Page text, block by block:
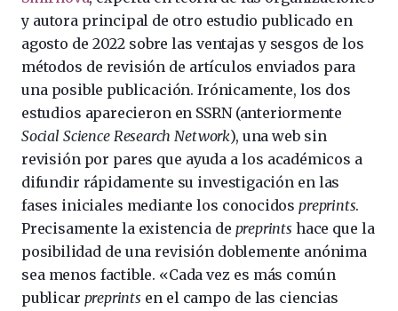
y autora principal de otro estudio publicado en
agosto de 2022 sobre las ventajas y sesgos de los
métodos de revisión de artículos enviados para
una posible publicación. Irónicamente, los dos
estudios aparecieron en SSRN (anteriormente
Social Science Research Network), una web sin
revisión por pares que ayuda a los académicos a
difundir rápidamente su investigación en las
fases iniciales mediante los conocidospreprints.
Precisamente la existencia de preprints hace que la
posibilidad de una revisión doblemente anónima
sea menos factible. «Cada vez es más común
publicar preprints en el campo de las ciencias